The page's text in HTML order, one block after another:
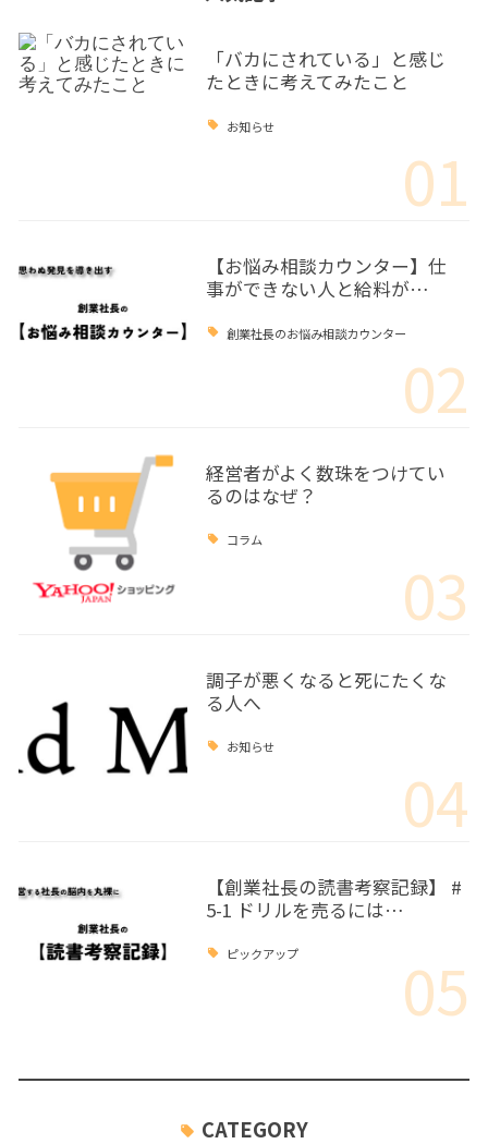
「バカにされている」と感じ
たときに考えてみたこと
お知らせ
01
【お悩み相談カウンター】仕
事ができない人と給料が…
創業社長のお悩み相談カウンター
02
経営者がよく数珠をつけてい
るのはなぜ？
コラム
03
調子が悪くなると死にたくな
る人へ
お知らせ
04
【創業社長の読書考察記録】 #
5-1 ドリルを売るには…
ピックアップ 05
CATEGORY